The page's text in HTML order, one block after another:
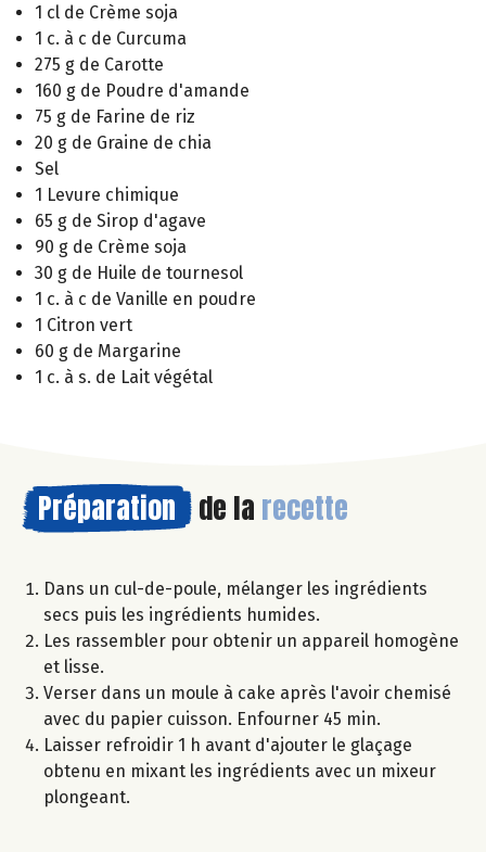
1 cl de Crème soja
1 c. à c de Curcuma
275 g de Carotte
160 g de Poudre d'amande
75 g de Farine de riz
20 g de Graine de chia
Sel
1 Levure chimique
65 g de Sirop d'agave
90 g de Crème soja
30 g de Huile de tournesol
1 c. à c de Vanille en poudre
1 Citron vert
60 g de Margarine
1 c. à s. de Lait végétal
Préparation de la recette
Dans un cul-de-poule, mélanger les ingrédients
secs puis les ingrédients humides.
Les rassembler pour obtenir un appareil homogène
et lisse.
Verser dans un moule à cake après l'avoir chemisé
avec du papier cuisson. Enfourner 45 min.
Laisser refroidir 1 h avant d'ajouter le glaçage
obtenu en mixant les ingrédients avec un mixeur
plongeant.